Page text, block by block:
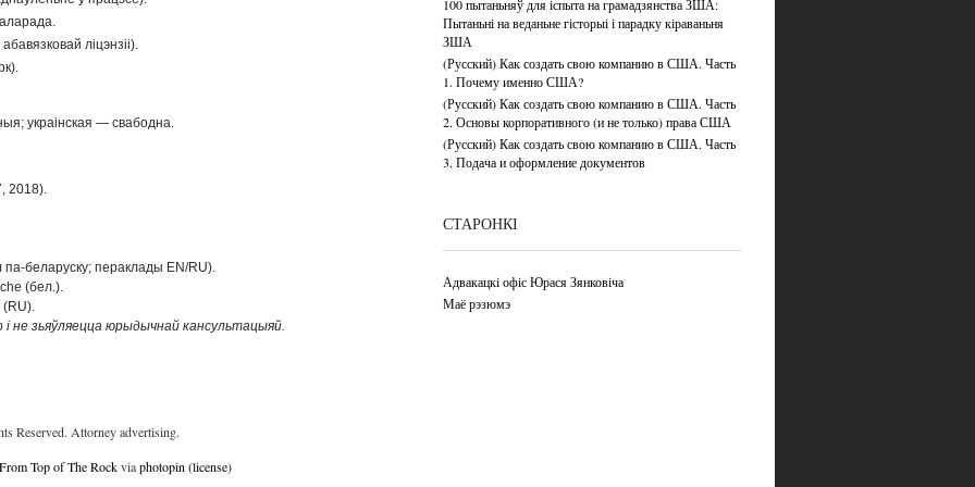
ліцэнзіі).
украінская — свабодна.
2018).
беларуску; пераклады EN/RU).
(бел.).
не зьяўляецца юрыдычнай кансультацыяй.
100 пытаньняў для іспыта на грамадзянства ЗША:
Пытаньні на веданьне гісторыі і парадку кіраваньня
ЗША
(Русский) Как создать свою компанию в США. Часть
1. Почему именно США?
(Русский) Как создать свою компанию в США. Часть
2. Основы корпоративного (и не только) права США
(Русский) Как создать свою компанию в США. Часть
3. Подача и оформление документов
СТАРОНКІ
Адвакацкі офіс Юрася Зянковіча
Маё рэзюмэ
Reserved. Attorney advertising.
Top of The Rockviaphotopin (license)